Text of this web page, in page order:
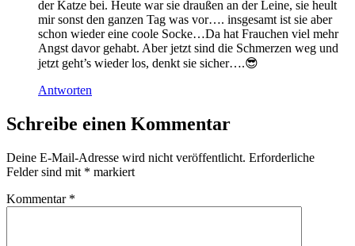
der Katze bei. Heute war sie draußen an der Leine, sie heult
mir sonst den ganzen Tag was vor…. insgesamt ist sie aber
schon wieder eine coole Socke…Da hat Frauchen viel mehr
Angst davor gehabt. Aber jetzt sind die Schmerzen weg und
jetzt geht’s wieder los, denkt sie sicher….😎
Antworten
Schreibe einen Kommentar
Deine E-Mail-Adresse wird nicht veröffentlicht. Erforderliche
Felder sind mit * markiert
Kommentar *